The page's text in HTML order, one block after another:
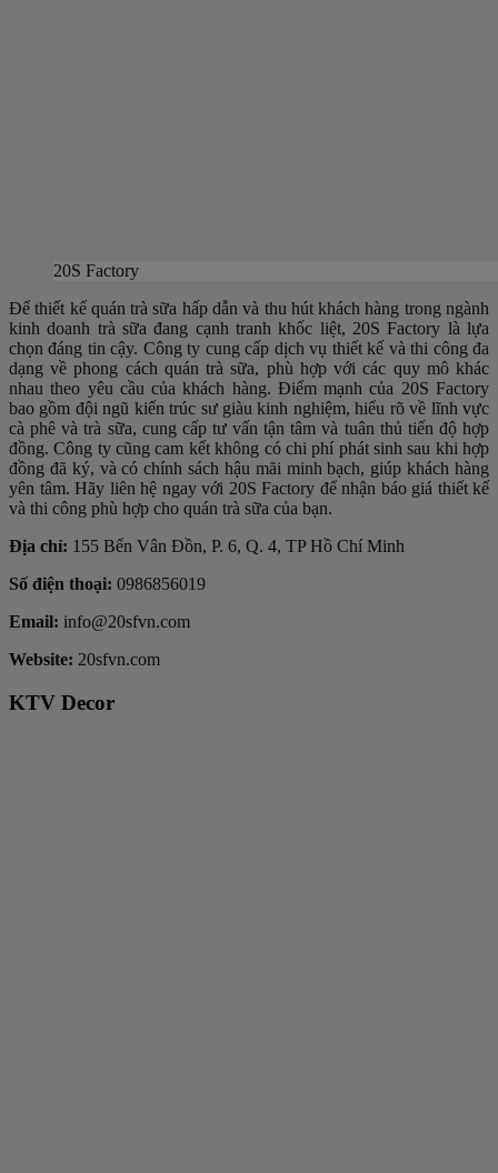
20S Factory
Để thiết kế quán trà sữa hấp dẫn và thu hút khách hàng trong ngành
kinh doanh trà sữa đang cạnh tranh khốc liệt, 20S Factory là lựa
chọn đáng tin cậy. Công ty cung cấp dịch vụ thiết kế và thi công đa
dạng về phong cách quán trà sữa, phù hợp với các quy mô khác
nhau theo yêu cầu của khách hàng. Điểm mạnh của 20S Factory
bao gồm đội ngũ kiến trúc sư giàu kinh nghiệm, hiểu rõ về lĩnh vực
cà phê và trà sữa, cung cấp tư vấn tận tâm và tuân thủ tiến độ hợp
đồng. Công ty cũng cam kết không có chi phí phát sinh sau khi hợp
đồng đã ký, và có chính sách hậu mãi minh bạch, giúp khách hàng
yên tâm. Hãy liên hệ ngay với 20S Factory để nhận báo giá thiết kế
và thi công phù hợp cho quán trà sữa của bạn.
Địa chỉ: 155 Bến Vân Đồn, P. 6, Q. 4, TP Hồ Chí Minh
Số điện thoại: 0986856019
Email: info@20sfvn.com
Website: 20sfvn.com
KTV Decor